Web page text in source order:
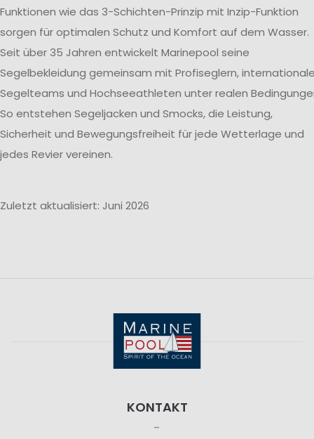
Funktionen wie das 3-Schichten-Prinzip mit Inzip-Funktion
sorgen für optimalen Schutz und Komfort auf dem Wasser.
Seit über 35 Jahren entwickelt Marinepool seine
Segelbekleidung gemeinsam mit Profiseglern,
Segelteams und Hochseeathleten unter realen
So entstehen Segeljacken und Smocks, die Leistung,
Sicherheit und Bewegungsfreiheit für jede Wetterlage und
jedes Revier vereinen.
Zuletzt aktualisiert: Juni 2026
KONTAKT